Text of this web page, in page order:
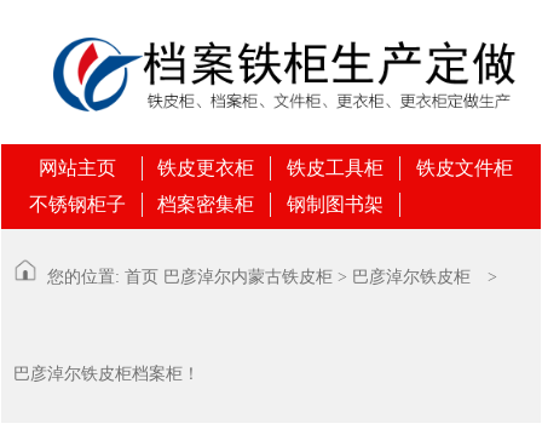
网站主页 铁皮更衣柜 铁皮工具柜
铁皮文件柜
不锈钢柜子
档案密集柜 钢制图书架
您的位置: 首页 巴彦淖尔内蒙古铁皮柜 > 巴彦淖尔铁皮柜 >
巴彦淖尔铁皮柜档案柜！